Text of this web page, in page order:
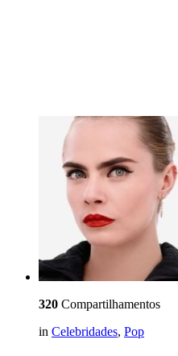
320 Compartilhamentos
in Celebridades, Pop